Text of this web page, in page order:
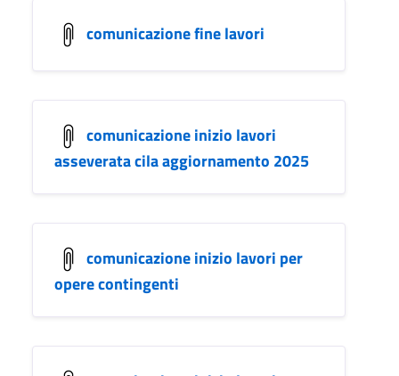
comunicazione fine lavori
comunicazione inizio lavori
asseverata cila aggiornamento 2025
comunicazione inizio lavori per
opere contingenti